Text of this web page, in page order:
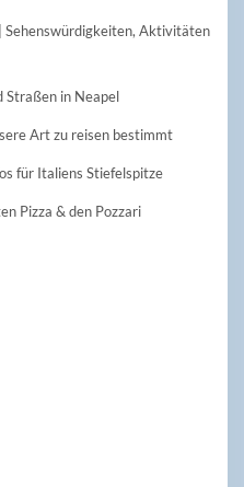
Sehenswürdigkeiten, Aktivitäten
Straßen in Neapel
Art zu reisen bestimmt
für Italiens Stiefelspitze
Pizza & den Pozzari